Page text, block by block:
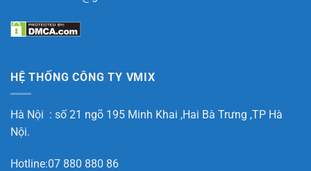
HỆ THỐNG CÔNG TY VMIX
Hà Nội : số 21 ngõ 195 Minh Khai ,Hai Bà Trưng ,TP Hà
Nội.
Hotline:07 880 880 86